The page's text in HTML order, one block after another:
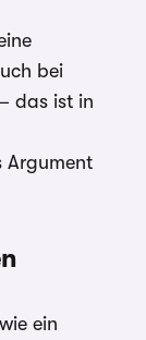
bei
das ist in
Argument
ein